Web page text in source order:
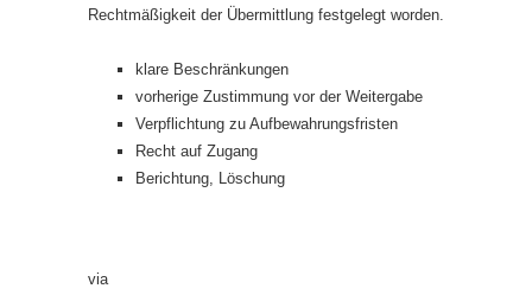
Rechtmäßigkeit der Übermittlung festgelegt worden.
klare Beschränkungen
vorherige Zustimmung vor der Weitergabe
Verpflichtung zu Aufbewahrungsfristen
Recht auf Zugang
Berichtung, Löschung
via